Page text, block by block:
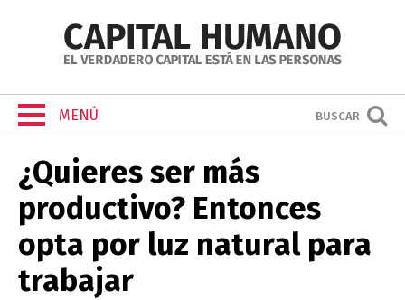
MENÚ BUSCAR
¿Quieres ser más
productivo? Entonces
opta por luz natural para
trabajar